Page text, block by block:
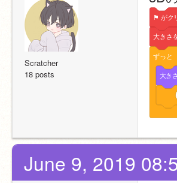
Scratcher
18 posts
⚑ がク
大きさ
ずっと
大き
June 9, 2019